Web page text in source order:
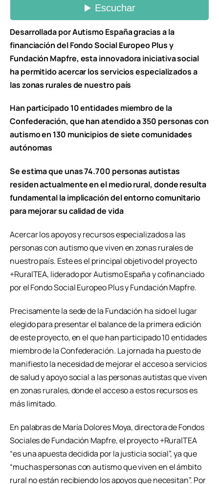
Desarrollada por Autismo España gracias a la
financiación del Fondo Social Europeo Plus y
Fundación Mapfre, esta innovadora iniciativa social
ha permitido acercar los servicios especializados a
las zonas rurales de nuestro país
Han participado 10 entidades miembro de la
Confederación, que han atendido a 350 personas con
autismo en 130 municipios de siete comunidades
autónomas
Se estima que unas 74.700 personas autistas
residen actualmente en el medio rural, donde resulta
fundamental la implicación del entorno comunitario
para mejorar su calidad de vida
Acercar los apoyos y recursos especializados a las
personas con autismo que viven en zonas rurales de
nuestro país. Este es el principal objetivo del proyecto
+RuralTEA, liderado por Autismo España y cofinanciado
por el Fondo Social Europeo Plus y Fundación Mapfre.
Precisamente la sede de la Fundación ha sido el lugar
elegido para presentar el balance de la primera edición
de este proyecto, en el que han participado 10 entidades
miembro de la Confederación. La jornada ha puesto de
manifiesto la necesidad de mejorar el acceso a servicios
de salud y apoyo social a las personas autistas que viven
en zonas rurales, donde el acceso a estos recursos es
más limitado.
En palabras de María Dolores Moya, directora de Fondos
Sociales de Fundación Mapfre, el proyecto +RuralTEA
“es una apuesta decidida por la justicia social”, ya que
“muchas personas con autismo que viven en el ámbito
rural no están recibiendo los apoyos que necesitan”. Por